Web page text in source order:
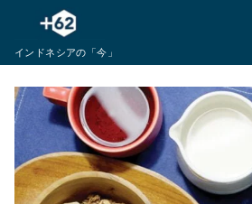
テインドネシアの「今」